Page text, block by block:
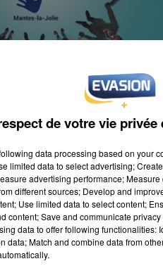
municipal. Il sera
permettre
lors d'opérations
Aucune formation
18 ans et de
de votre vie
data processing based on your
limited data to select advertising;
advertising performance;
different sources; Develop and
Use limited data to select content;
content; Save and communicate
data to offer following functionalities:
data; Match and combine data from